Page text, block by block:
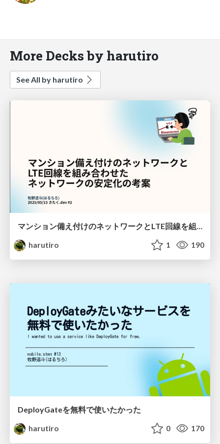
More Decks by harutiro
See All by harutiro
マンション備え付けのネットワークとLTE回線を組み合わせた ネットワークの安定化の考案
harutiro
1 190
DeployGateを無料で使いたかった
harutiro
0 170